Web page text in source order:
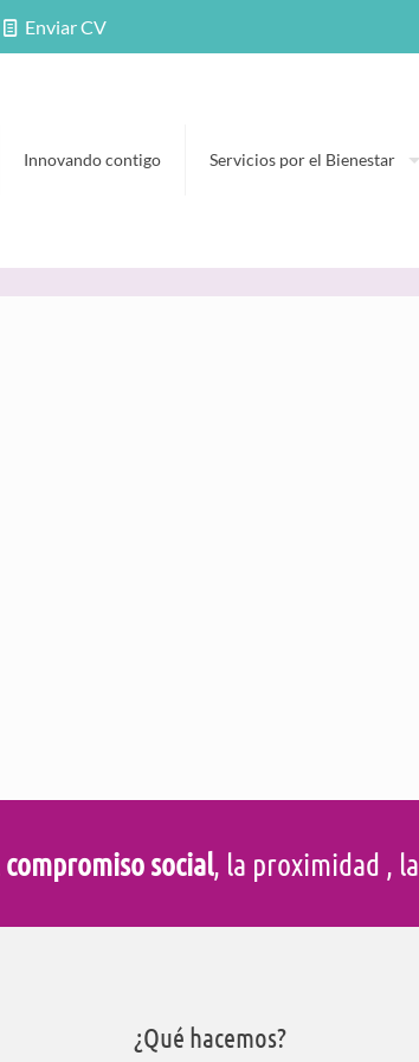
Enviar CV
Innovando contigo Servicios por el Bienestar
compromiso social, la proximidad , la
¿Qué hacemos?